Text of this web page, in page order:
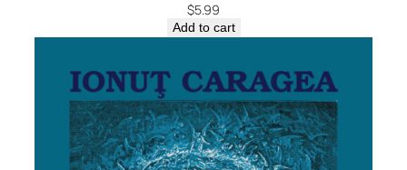
$5.99
Add to cart